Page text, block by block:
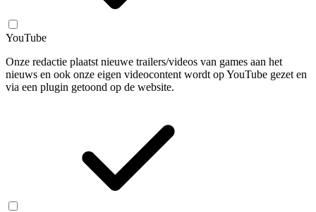
YouTube
Onze redactie plaatst nieuwe trailers/videos van games aan het
nieuws en ook onze eigen videocontent wordt op YouTube gezet en
via een plugin getoond op de website.